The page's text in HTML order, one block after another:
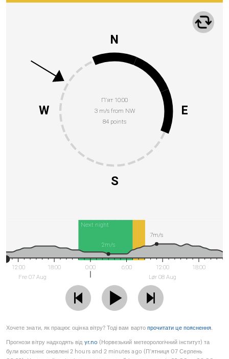
П’ят 10:00
3 m/s from NW
84 points
N
E
S
W
Next night
12:00
Fre 07 Aug
18:00 0:00 6:00
12:00
Lør 08 Aug
18:00
7m/s
2m/s
Хочете знати, як працює оцінка вітру? Тоді вам варто прочитати це пояснення.
Прогнози вітру надходять від yr.no (Норвезький метеорологічний інститут) та
були востаннє оновлені 2 hours and 2 minutes ago (П’ятниця 07 Серпень